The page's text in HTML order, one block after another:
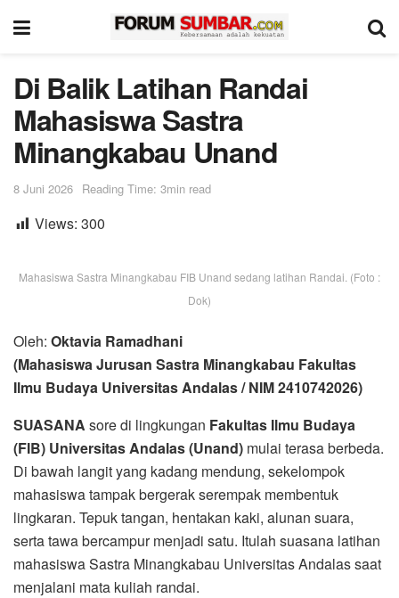
Di Balik Latihan Randai
Mahasiswa Sastra
Minangkabau Unand
8 Juni 2026 Reading Time: 3min read
Views: 300
Mahasiswa Sastra Minangkabau FIB Unand sedang latihan Randai. (Foto :
Dok)
Oleh: Oktavia Ramadhani
(Mahasiswa Jurusan Sastra Minangkabau Fakultas
Ilmu Budaya Universitas Andalas / NIM 2410742026)
SUASANA sore di lingkungan Fakultas Ilmu Budaya
(FIB) Universitas Andalas (Unand) mulai terasa berbeda.
Di bawah langit yang kadang mendung, sekelompok
mahasiswa tampak bergerak serempak membentuk
lingkaran. Tepuk tangan, hentakan kaki, alunan suara,
serta tawa bercampur menjadi satu. Itulah suasana latihan
mahasiswa Sastra Minangkabau Universitas Andalas saat
menjalani mata kuliah randai.